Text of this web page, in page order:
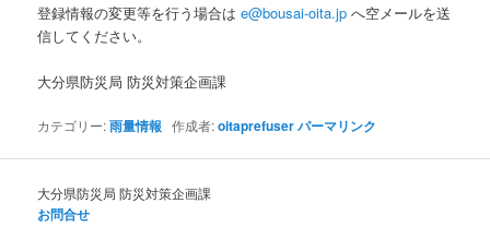
登録情報の変更等を行う場合はe@bousai-oita.jp へ空メールを送
信してください。
大分県防災局 防災対策企画課
カテゴリー:雨量情報 作成者:oitaprefuserパーマリンク
大分県防災局 防災対策企画課
お問合せ